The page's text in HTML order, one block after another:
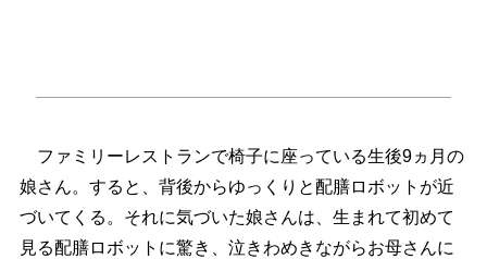
ファミリーレストランで椅子に座っている生後9ヵ月の
娘さん。すると、背後からゆっくりと配膳ロボットが近
づいてくる。それに気づいた娘さんは、生まれて初めて
見る配膳ロボットに驚き、泣きわめきながらお母さんに